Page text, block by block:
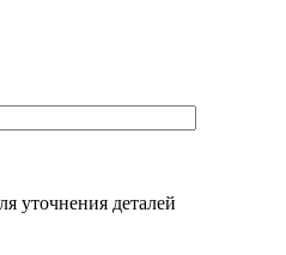
уточнения деталей